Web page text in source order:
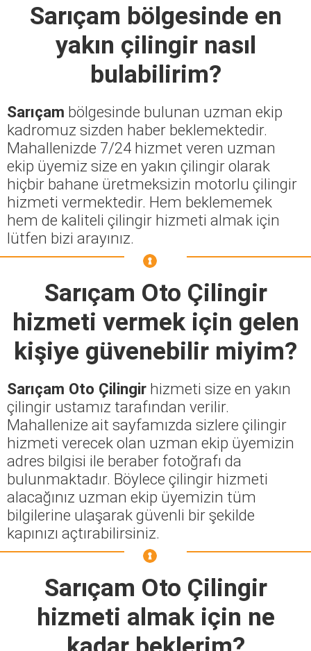
Sarıçam bölgesinde en
yakın çilingir nasıl
bulabilirim?
Sarıçam bölgesinde bulunan uzman ekip
kadromuz sizden haber beklemektedir.
Mahallenizde 7/24 hizmet veren uzman
ekip üyemiz size en yakın çilingir olarak
hiçbir bahane üretmeksizin motorlu çilingir
hizmeti vermektedir. Hem beklememek
hem de kaliteli çilingir hizmeti almak için
lütfen bizi arayınız.
Sarıçam Oto Çilingir
hizmeti vermek için gelen
kişiye güvenebilir miyim?
Sarıçam Oto Çilingir hizmeti size en yakın
çilingir ustamız tarafından verilir.
Mahallenize ait sayfamızda sizlere çilingir
hizmeti verecek olan uzman ekip üyemizin
adres bilgisi ile beraber fotoğrafı da
bulunmaktadır. Böylece çilingir hizmeti
alacağınız uzman ekip üyemizin tüm
bilgilerine ulaşarak güvenli bir şekilde
kapınızı açtırabilirsiniz.
Sarıçam Oto Çilingir
hizmeti almak için ne